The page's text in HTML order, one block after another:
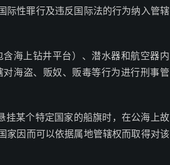
际性罪行及违反国际法的行为纳入管辖
海上钻井平台）、潜水器和航空器内
海盗、贩奴、贩毒等行为进行刑事管
挂某个特定国家的船旗时，在公海上故
家因而可以依据属地管辖权而取得对该